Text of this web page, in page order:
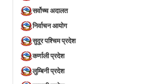
सर्वोच्च अदालत
निर्वाचन आयोग
सुदूर पश्चिम प्रदेश
कर्णाली प्रदेश
लुम्बिनी प्रदेश